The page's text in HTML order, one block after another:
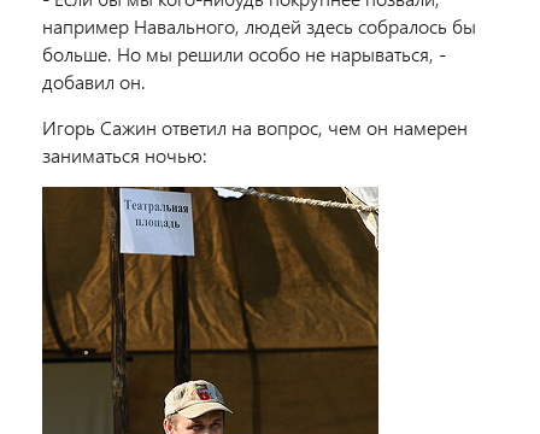
например Навального, людей здесь собралось бы
больше. Но мы решили особо не нарываться, -
добавил он.
Игорь Сажин ответил на вопрос, чем он намерен
заниматься ночью: